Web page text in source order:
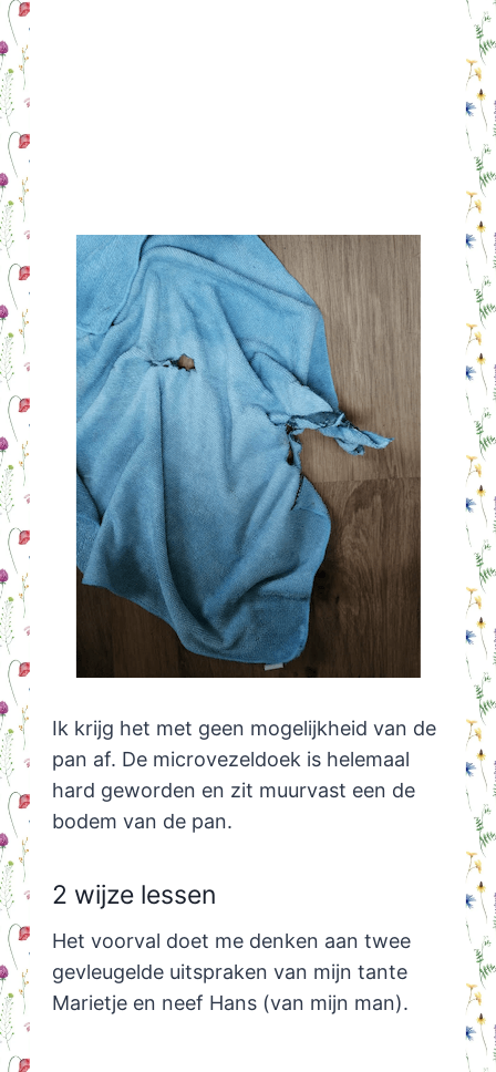
Ik krijg het met geen mogelijkheid van de
pan af. De microvezeldoek is helemaal
hard geworden en zit muurvast een de
bodem van de pan.
2 wijze lessen
Het voorval doet me denken aan twee
gevleugelde uitspraken van mijn tante
Marietje en neef Hans (van mijn man).